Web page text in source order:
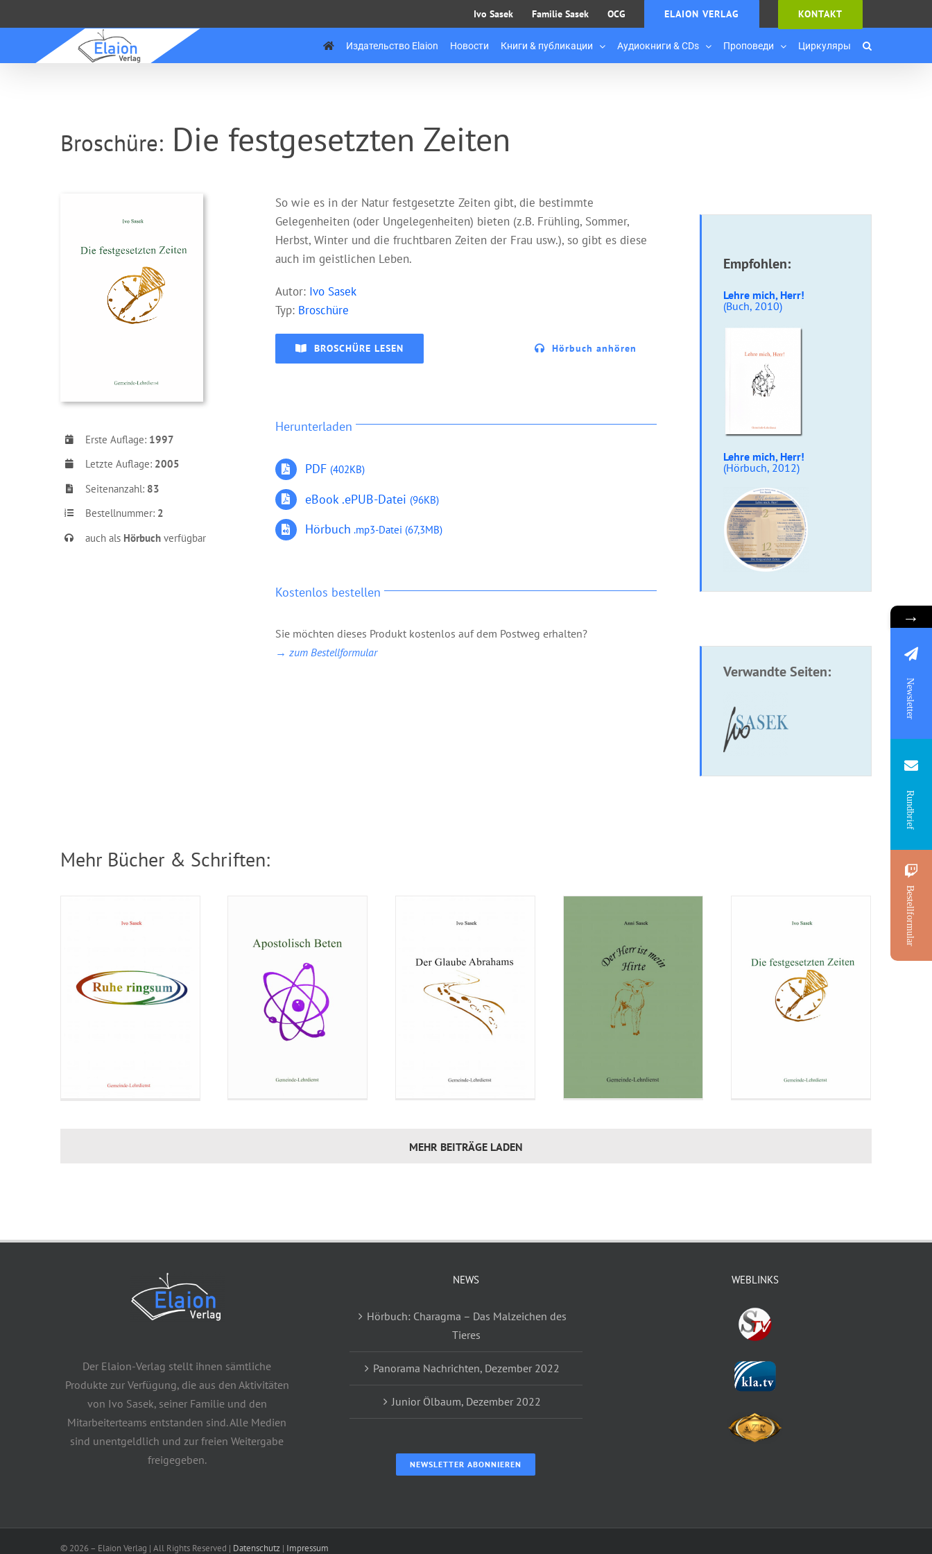
Inhalt
Ivo Sasek Familie Sasek OCG ELAION VERLAG KONTAKT
Издательство Elaion Новости Книги & публикации Аудиокниги & CDs Проповеди Циркуляры
Broschüre: Die festgesetzten Zeiten
Erste Auflage: 1997
Letzte Auflage: 2005
Seitenanzahl: 83
Bestellnummer: 2
auch als Hörbuch verfügbar
So wie es in der Natur festgesetzte Zeiten gibt, die bestimmte
Gelegenheiten (oder Ungelegenheiten) bieten (z.B. Frühling, Sommer,
Herbst, Winter und die fruchtbaren Zeiten der Frau usw.), so gibt es diese
auch im geistlichen Leben.
Autor: Ivo Sasek
Typ: Broschüre
BROSCHÜRE LESEN Hörbuch anhören
Herunterladen
PDF (402KB)
eBook .ePUB-Datei (96KB)
Hörbuch .mp3-Datei (67,3MB)
Kostenlos bestellen
Sie möchten dieses Produkt kostenlos auf dem Postweg erhalten?
→ zum Bestellformular
Empfohlen:
Lehre mich, Herr!
(Buch, 2010)
Lehre mich, Herr!
(Hörbuch, 2012)
Verwandte Seiten:
Mehr Bücher & Schriften:
MEHR BEITRÄGE LADEN
Der Elaion-Verlag stellt ihnen sämtliche
Produkte zur Verfügung, die aus den Aktivitäten
von Ivo Sasek, seiner Familie und den
Mitarbeiterteams entstanden sind. Alle Medien
sind unentgeldlich und zur freien Weitergabe
freigegeben.
NEWS
Hörbuch: Charagma – Das Malzeichen des
Tieres
Panorama Nachrichten, Dezember 2022
Junior Ölbaum, Dezember 2022
NEWSLETTER ABONNIEREN
WEBLINKS
© 2026 – Elaion Verlag | All Rights Reserved | Datenschutz | Impressum
→
Newsletter
Rundbrief
Bestellformular